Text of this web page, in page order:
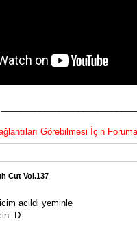
Görebilmesi İçin
Cut Vol.137
acildi yeminle
:D